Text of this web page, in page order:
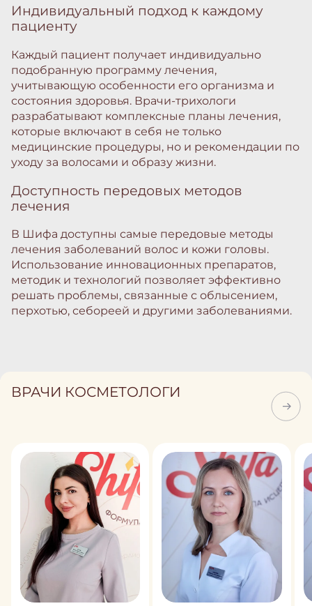
Индивидуальный подход к каждому
пациенту
Каждый пациент получает индивидуально
подобранную программу лечения,
учитывающую особенности его организма и
состояния здоровья. Врачи-трихологи
разрабатывают комплексные планы лечения,
которые включают в себя не только
медицинские процедуры, но и рекомендации по
уходу за волосами и образу жизни.
Доступность передовых методов
лечения
В Шифа доступны самые передовые методы
лечения заболеваний волос и кожи головы.
Использование инновационных препаратов,
методик и технологий позволяет эффективно
решать проблемы, связанные с облысением,
перхотью, себореей и другими заболеваниями.
ВРАЧИ КОСМЕТОЛОГИ